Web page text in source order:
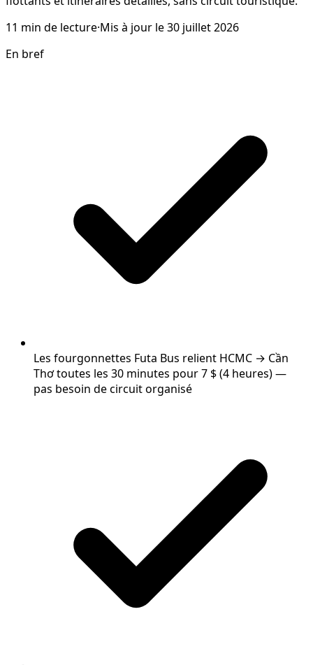
11 min de lecture·Mis à jour le30 juillet 2026
En bref
Les fourgonnettes Futa Bus relient HCMC → Cần
Thơ toutes les 30 minutes pour 7 $ (4 heures) —
pas besoin de circuit organisé